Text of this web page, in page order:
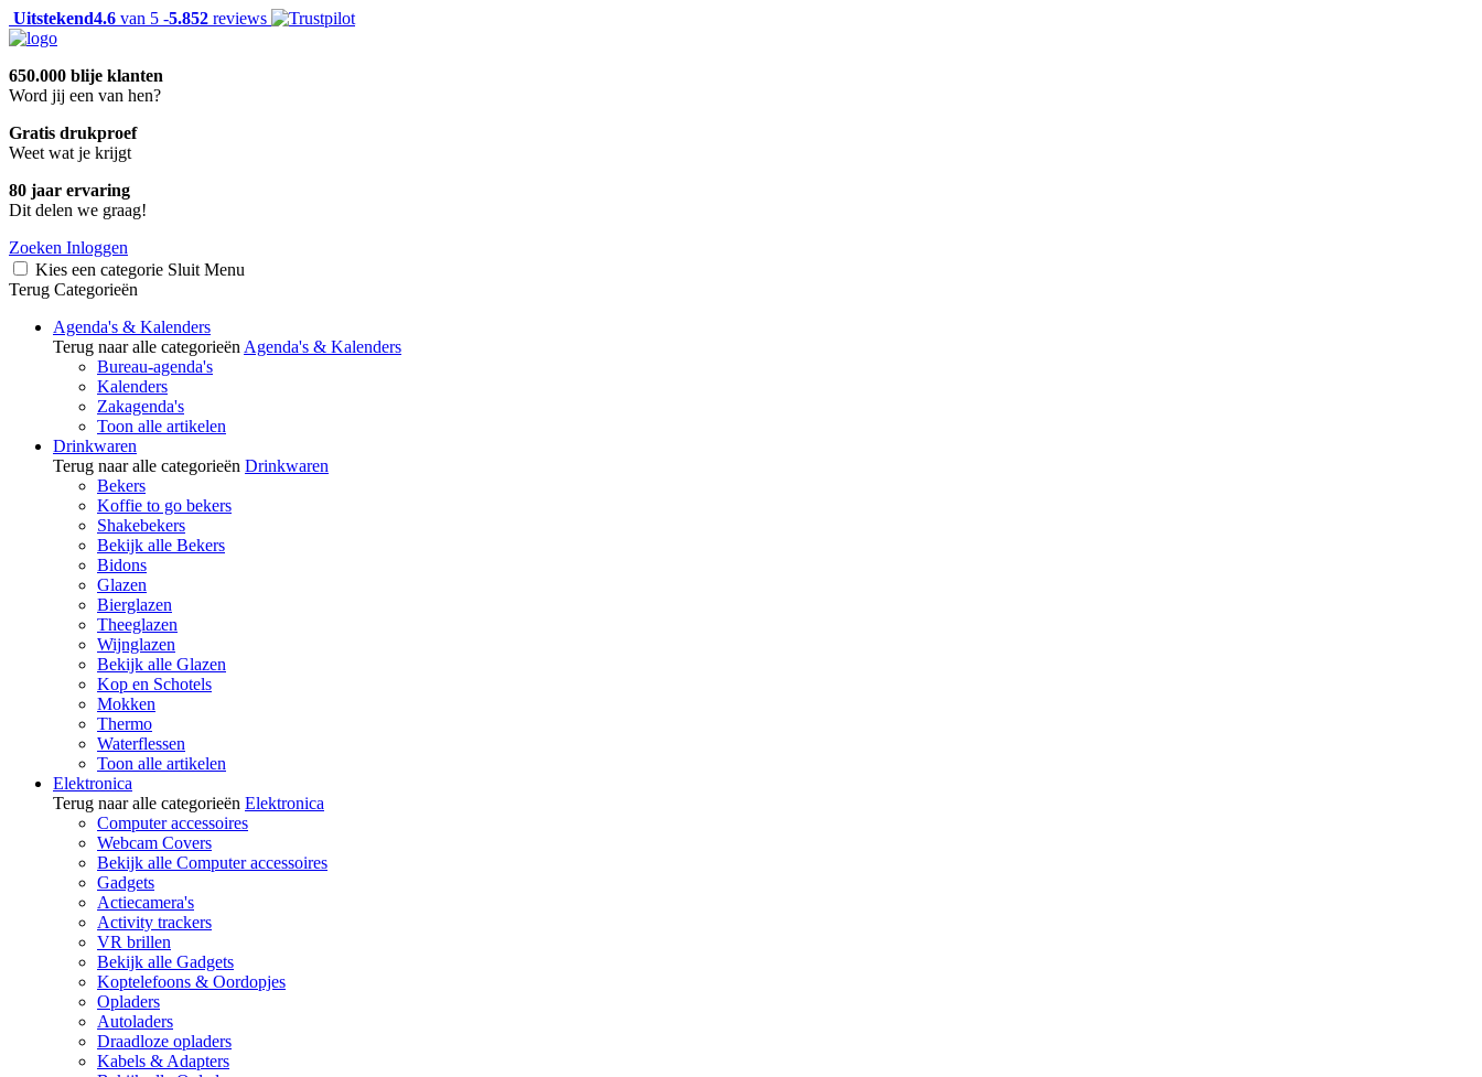
Uitstekend4.6 van 5 -5.852 reviews
650.000 blije klanten
Word jij een van hen?
Gratis drukproef
Weet wat je krijgt
80 jaar ervaring
Dit delen we graag!
Zoeken Inloggen
Kies een categorie Sluit Menu
Terug Categorieën
Agenda's & Kalenders
Terug naar alle categorieën Agenda's & Kalenders
Bureau-agenda's
Kalenders
Zakagenda's
Toon alle artikelen
Drinkwaren
Terug naar alle categorieën Drinkwaren
Bekers
Koffie to go bekers
Shakebekers
Bekijk alle Bekers
Bidons
Glazen
Bierglazen
Theeglazen
Wijnglazen
Bekijk alle Glazen
Kop en Schotels
Mokken
Thermo
Waterflessen
Toon alle artikelen
Elektronica
Terug naar alle categorieën Elektronica
Computer accessoires
Webcam Covers
Bekijk alle Computer accessoires
Gadgets
Actiecamera's
Activity trackers
VR brillen
Bekijk alle Gadgets
Koptelefoons & Oordopjes
Opladers
Autoladers
Draadloze opladers
Kabels & Adapters